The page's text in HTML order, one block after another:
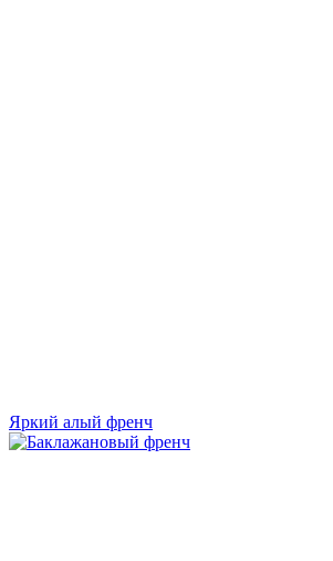
Яркий алый френч